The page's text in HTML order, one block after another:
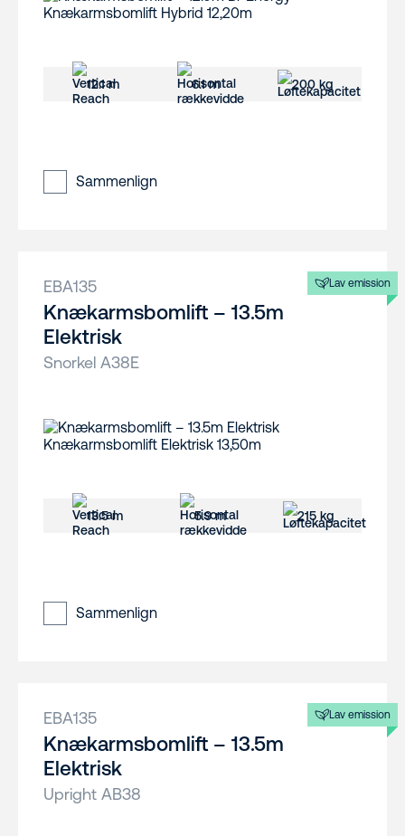
12.1 m 6.1 m 200 kg
Sammenlign
Lav emission
EBA135
Knækarmsbomlift – 13.5m
Elektrisk
Snorkel A38E
13.5 m 5.9 m 215 kg
Sammenlign
Lav emission
EBA135
Knækarmsbomlift – 13.5m
Elektrisk
Upright AB38